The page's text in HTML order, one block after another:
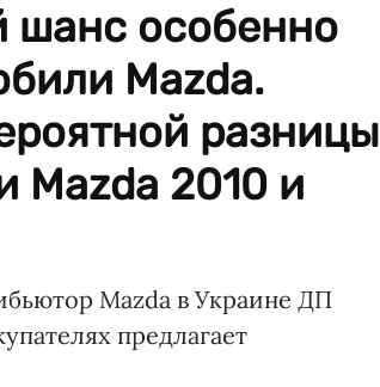
шанс особенно
Mazda.
разницы
Mazda 2010 и
Mazda в Украине ДП
предлагает